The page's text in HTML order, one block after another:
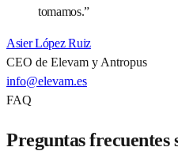
tomamos.”
Asier López Ruiz
CEO de Elevam y Antropus
info@elevam.es
FAQ
Preguntas frecuentes